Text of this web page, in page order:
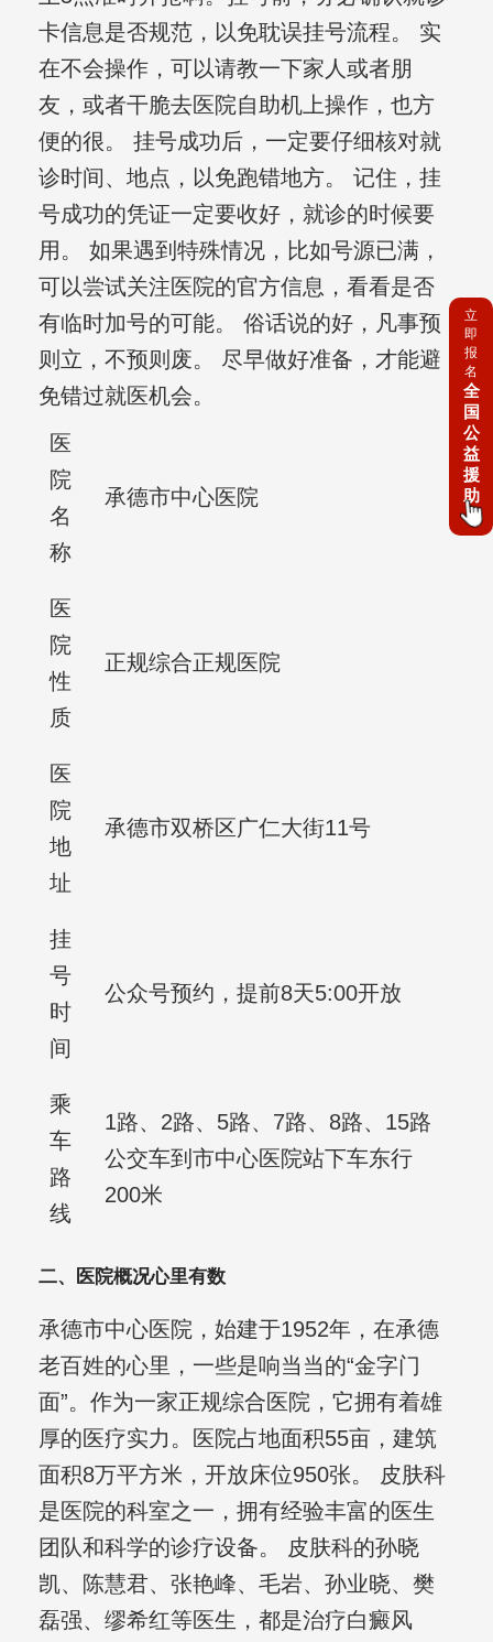
卡信息是否规范，以免耽误挂号流程。 实
在不会操作，可以请教一下家人或者朋
友，或者干脆去医院自助机上操作，也方
便的很。 挂号成功后，一定要仔细核对就
诊时间、地点，以免跑错地方。 记住，挂
号成功的凭证一定要收好，就诊的时候要
用。 如果遇到特殊情况，比如号源已满，
可以尝试关注医院的官方信息，看看是否
有临时加号的可能。 俗话说的好，凡事预
则立，不预则废。 尽早做好准备，才能避
免错过就医机会。
医
院
名
称
承德市中心医院
医
院
性
质
正规综合正规医院
医
院
地
址
承德市双桥区广仁大街11号
挂
号
时
间
公众号预约，提前8天5:00开放
乘
车
路
线
1路、2路、5路、7路、8路、15路
公交车到市中心医院站下车东行
200米
二、医院概况心里有数
承德市中心医院，始建于1952年，在承德
老百姓的心里，一些是响当当的“金字门
面”。作为一家正规综合医院，它拥有着雄
厚的医疗实力。医院占地面积55亩，建筑
面积8万平方米，开放床位950张。 皮肤科
是医院的科室之一，拥有经验丰富的医生
团队和科学的诊疗设备。 皮肤科的孙晓
凯、陈慧君、张艳峰、毛岩、孙业晓、樊
磊强、缪希红等医生，都是治疗白癜风
立
即
报
名
全
国
公
益
援
助